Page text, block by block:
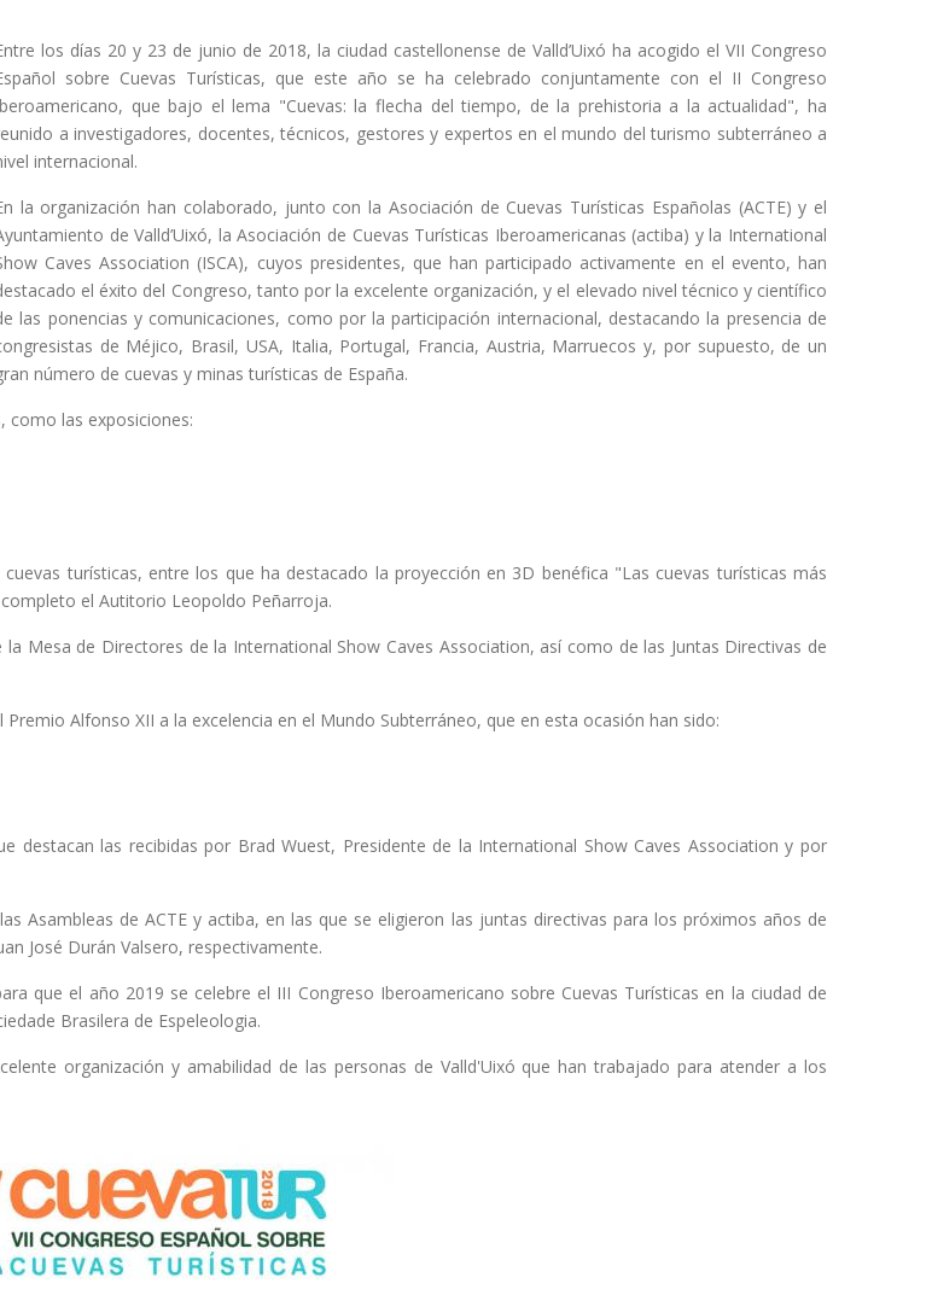
los días 20 y 23 de junio de 2018, la ciudad castellonense de Valld’Uixó ha acogido el VII Congreso
sobre Cuevas Turísticas, que este año se ha celebrado conjuntamente con el II Congreso
que bajo el lema "Cuevas: la flecha del tiempo, de la prehistoria a la actualidad", ha
a investigadores, docentes, técnicos, gestores y expertos en el mundo del turismo subterráneo a
internacional.
la organización han colaborado, junto con la Asociación de Cuevas Turísticas Españolas (ACTE) y el
de Valld’Uixó, la Asociación de Cuevas Turísticas Iberoamericanas (actiba) y la International
Caves Association (ISCA), cuyos presidentes, que han participado activamente en el evento, han
el éxito del Congreso, tanto por la excelente organización, y el elevado nivel técnico y científico
las ponencias y comunicaciones, como por la participación internacional, destacando la presencia de
de Méjico, Brasil, USA, Italia, Portugal, Francia, Austria, Marruecos y, por supuesto, de un
número de cuevas y minas turísticas de España.
como las exposiciones:
turísticas, entre los que ha destacado la proyección en 3D benéfica "Las cuevas turísticas más
el Autitorio Leopoldo Peñarroja.
Mesa de Directores de la International Show Caves Association, así como de las Juntas Directivas de
Alfonso XII a la excelencia en el Mundo Subterráneo, que en esta ocasión han sido:
destacan las recibidas por Brad Wuest, Presidente de la International Show Caves Association y por
Asambleas de ACTE y actiba, en las que se eligieron las juntas directivas para los próximos años de
José Durán Valsero, respectivamente.
que el año 2019 se celebre el III Congreso Iberoamericano sobre Cuevas Turísticas en la ciudad de
Brasilera de Espeleologia.
organización y amabilidad de las personas de Valld'Uixó que han trabajado para atender a los